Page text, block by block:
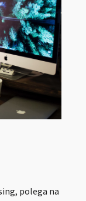
polega na